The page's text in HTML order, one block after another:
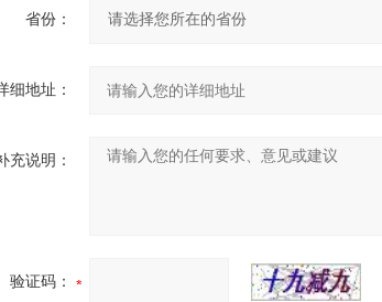
省份：
细地址：
充说明：
验证码：